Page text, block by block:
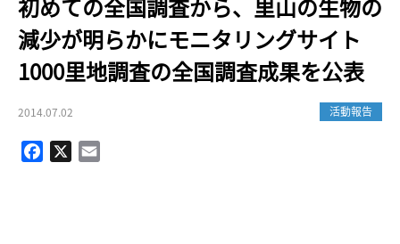
初めての全国調査から、里山の生物の
減少が明らかにモニタリングサイト
1000里地調査の全国調査成果を公表
2014.07.02 活動報告
Facebook